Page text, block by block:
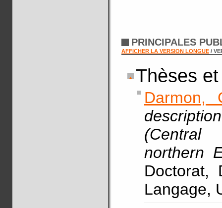
PRINCIPALES
AFFICHER LA VERSION LONGUE /
Thèses
Darmon,
(Central
northern
Doctorat,
Langage,